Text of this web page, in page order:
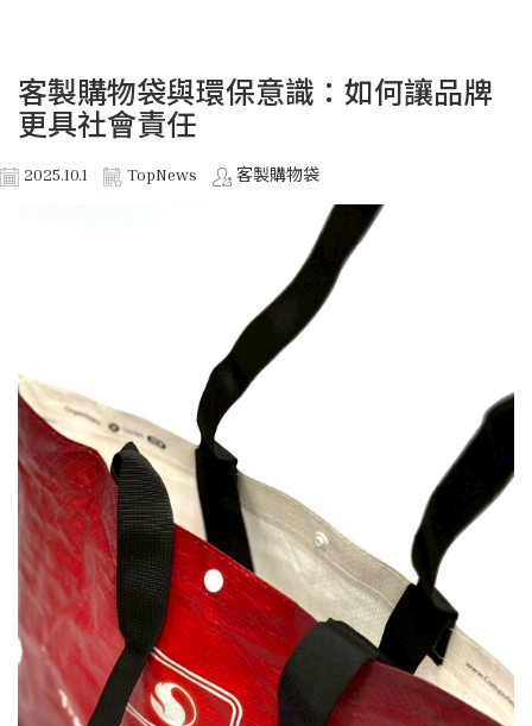
客製購物袋與環保意識：如何讓品牌
更具社會責任
2025.10.1 TopNews 客製購物袋